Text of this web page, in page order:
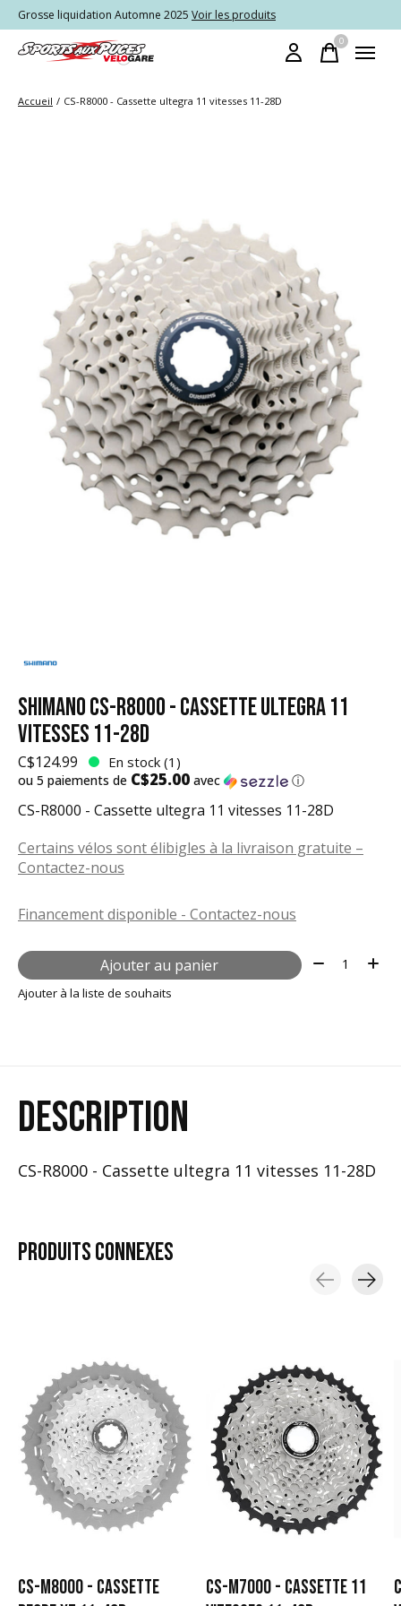
Grosse liquidation Automne 2025 Voir les produits
0items
Accueil / CS-R8000 - Cassette ultegra 11 vitesses 11-28D
SHIMANO CS-R8000 - CASSETTE ULTEGRA 11
VITESSES 11-28D
C$124.99 En stock (1)
ou 5 paiements de C$25.00 avec ⓘ
CS-R8000 - Cassette ultegra 11 vitesses 11-28D
Certains vélos sont élibigles à la livraison gratuite –
Contactez-nous
Financement disponible - Contactez-nous
Ajouter au panier Quantité:
Ajouter à la liste de souhaits
DESCRIPTION
CS-R8000 - Cassette ultegra 11 vitesses 11-28D
PRODUITSCONNEXES
CS-M8000 - CASSETTE
CS-M7000 - CASSETTE 11